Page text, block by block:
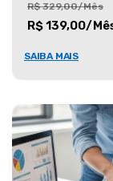
R$ 329,00/Mês
R$ 139,00/
SAIBA MAIS